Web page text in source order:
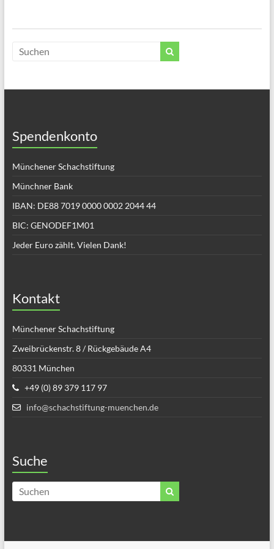
Spendenkonto
Münchener Schachstiftung
Münchner Bank
IBAN: DE88 7019 0000 0002 2044 44
BIC: GENODEF1M01
Jeder Euro zählt. Vielen Dank!
Kontakt
Münchener Schachstiftung
Zweibrückenstr. 8 / Rückgebäude A4
80331 München
+49 (0) 89 379 117 97
info@schachstiftung-muenchen.de
Suche